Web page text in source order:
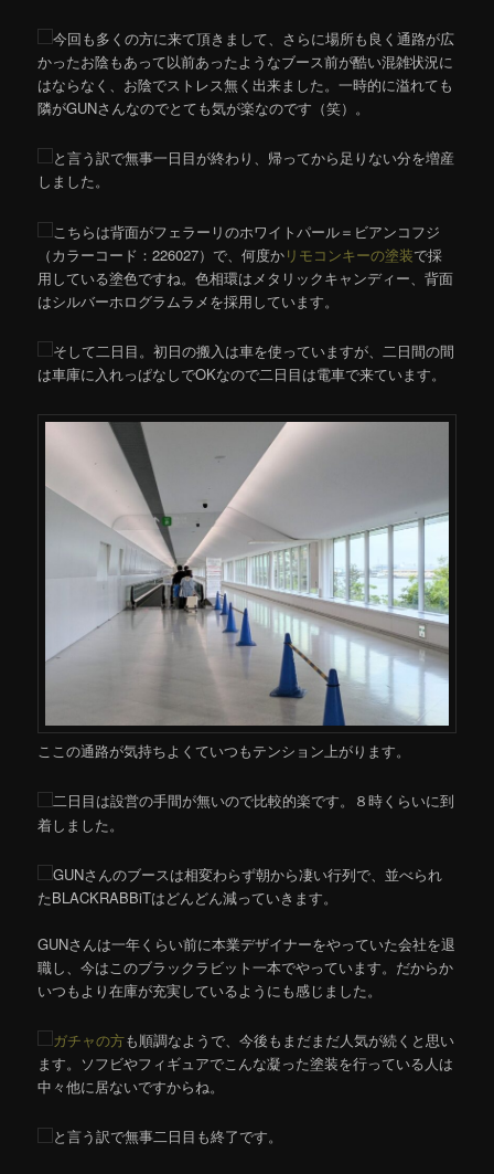
今回も多くの方に来て頂きまして、さらに場所も良く通路が広
かったお陰もあって以前あったようなブース前が酷い混雑状況に
はならなく、お陰でストレス無く出来ました。一時的に溢れても
隣がGUNさんなのでとても気が楽なのです（笑）。
と言う訳で無事一日目が終わり、帰ってから足りない分を増産
しました。
こちらは背面がフェラーリのホワイトパール＝ビアンコフジ
（カラーコード：226027）で、何度かリモコンキーの塗装で採
用している塗色ですね。色相環はメタリックキャンディー、背面
はシルバーホログラムラメを採用しています。
そして二日目。初日の搬入は車を使っていますが、二日間の間
は車庫に入れっぱなしでOKなので二日目は電車で来ています。
ここの通路が気持ちよくていつもテンション上がります。
二日目は設営の手間が無いので比較的楽です。８時くらいに到
着しました。
GUNさんのブースは相変わらず朝から凄い行列で、並べられ
たBLACKRABBiTはどんどん減っていきます。
GUNさんは一年くらい前に本業デザイナーをやっていた会社を退
職し、今はこのブラックラビット一本でやっています。だからか
いつもより在庫が充実しているようにも感じました。
ガチャの方も順調なようで、今後もまだまだ人気が続くと思い
ます。ソフビやフィギュアでこんな凝った塗装を行っている人は
中々他に居ないですからね。
と言う訳で無事二日目も終了です。